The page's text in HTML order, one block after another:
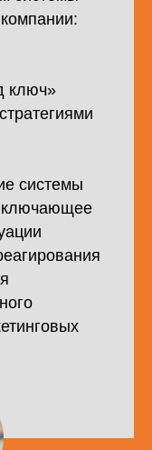
ключ»
системы